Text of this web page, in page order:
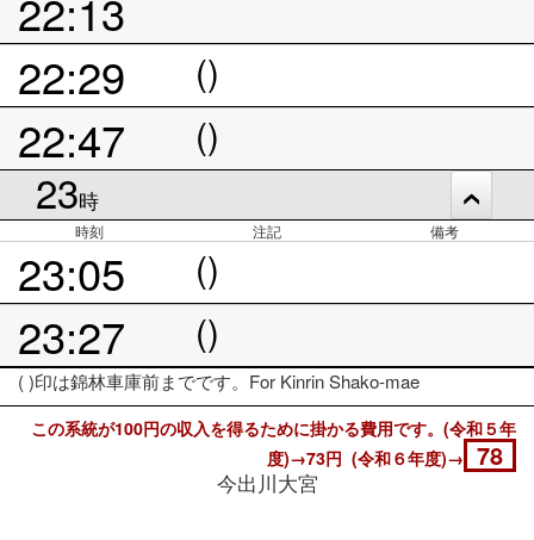
22:13
22:29
()
22:47 ()
23時
時刻 注記 備考
23:05 ()
23:27 ()
( )印は錦林車庫前までです。For Kinrin Shako-mae
この系統が100円の収入を得るために掛かる費用です。(令和５年
度)→73円 (令和６年度)→ 78
今出川大宮